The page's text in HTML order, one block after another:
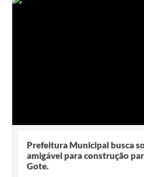
Prefeitura Municipal busca
amigável para construção
Gote.